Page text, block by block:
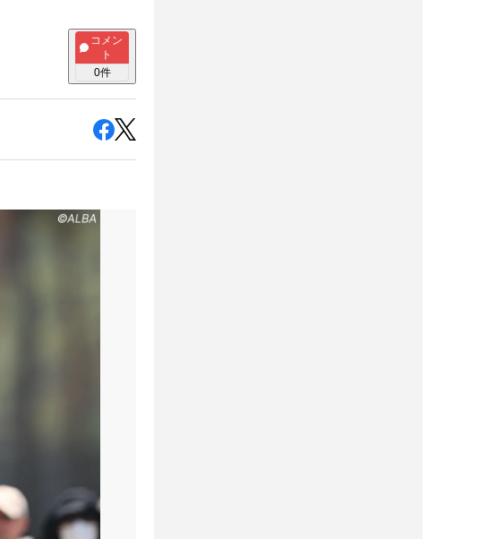
コメン
ト
0件